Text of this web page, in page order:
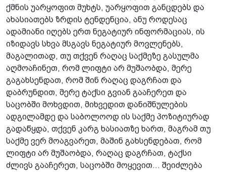
ქმნის უარყოფით მუხტს, უარყოფით განცდებს და
ახასიათებს ზრდის ტენდენცია, ანუ როდესაც
ადამიანი იღებს ერთ ნეგატიურ ინფორმაციას, ის
იზიდავს სხვა მსგავს ნეგატიურ მოვლენებს,
მაგალითად, თუ თქვენ რაღაც საქმეზე გასულმა
აღმოაჩინეთ, რომ ლიფტი არ მუშაობდა, მერე
გაგახსენდათ, რომ შინ რაღაც დაგრჩათ და
დაბრუნდით, მერე ტაქსი გვიან გააჩერეთ და
საცობში მოხვდით, მიხვედით დანიშნულების
ადგილამდე და საბოლოოდ ის საქმე პოზიტიურად
გადაწყდა, თქვენ კარგ ხასიათზე ხართ, მაგრამ თუ
საქმე ვერ მოაგვარეთ, მაშინ გახსენდებათ, რომ
ლიფტი არ მუშაობდა, რაღაც დაგრჩათ, ტაქსი
ძლივს გააჩერეთ, საცობში მოყევით... შეიძლება